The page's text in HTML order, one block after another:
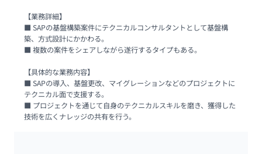
【業務詳細】
■ SAPの基盤構築案件にテクニカルコンサルタントとして基盤構
築、方式設計にかかわる。
■ 複数の案件をシェアしながら遂行するタイプもある。
【具体的な業務内容】
■ SAPの導入、基盤更改、マイグレーションなどのプロジェクトに
テクニカル面で支援する。
■ プロジェクトを通じて自身のテクニカルスキルを磨き、獲得した
技術を広くナレッジの共有を行う。